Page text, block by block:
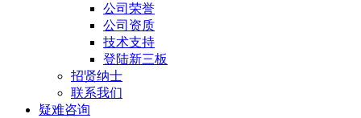
公司荣誉
公司资质
技术支持
登陆新三板
招贤纳士
联系我们
疑难咨询